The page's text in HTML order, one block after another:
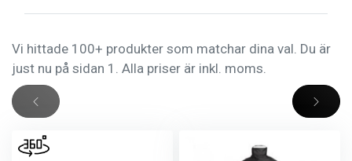
Vi hittade 100+ produkter som matchar dina val. Du är
just nu på sidan 1. Alla priser är inkl. moms.